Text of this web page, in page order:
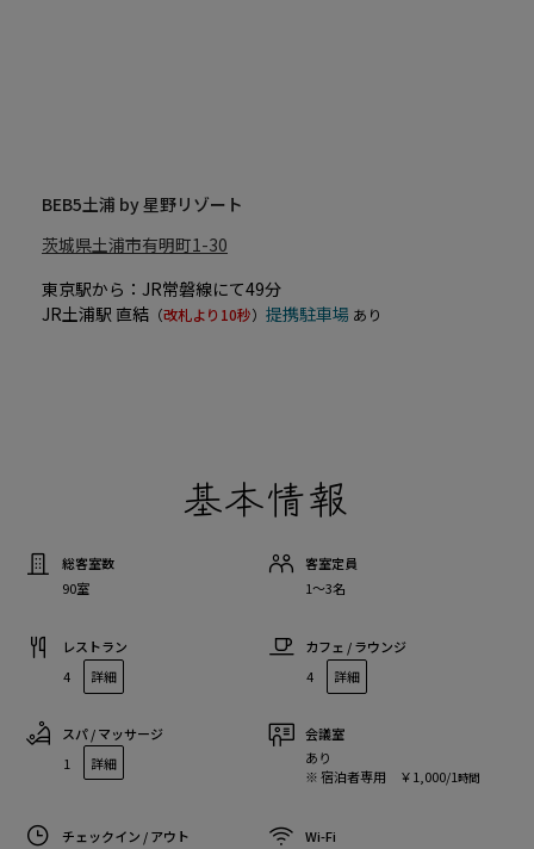
BEB5土浦 by 星野リゾート
茨城県土浦市有明町1-30
東京駅から：JR常磐線にて49分
JR土浦駅 直結 （改札より10秒） 提携駐車場 あり
基本情報
総客室数
90室
客室定員
1〜3名
レストラン
4
詳細
カフェ / ラウンジ
4
詳細
スパ / マッサージ
1
詳細
会議室
あり
※ 宿泊者専用 ￥1,000/1時間
チェックイン / アウト
Wi-Fi